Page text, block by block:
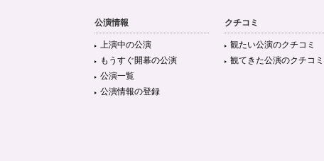
公演情報
上演中の公演
もうすぐ開幕の公演
公演一覧
公演情報の登録
クチコミ
観たい公演のクチコミ
観てきた公演のクチコミ